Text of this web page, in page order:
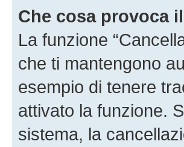
Che cosa provoca
La funzione
che ti mantengono
esempio di tenere
attivato la funzione.
sistema, la